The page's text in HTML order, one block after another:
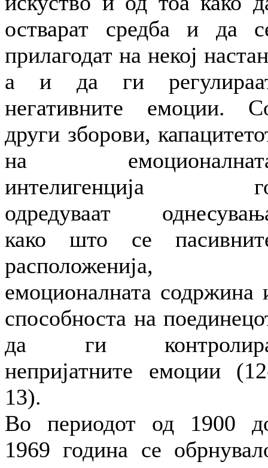
остварат средба и да
прилагодат на некој
а и да ги
негативните емоции.
други зборови,
на
интелигенција
одредуваат
како што се
расположенија,
емоционалната содржина
способноста на
да ги
непријатните емоции
13).
Во периодот од 1900
1969 година се